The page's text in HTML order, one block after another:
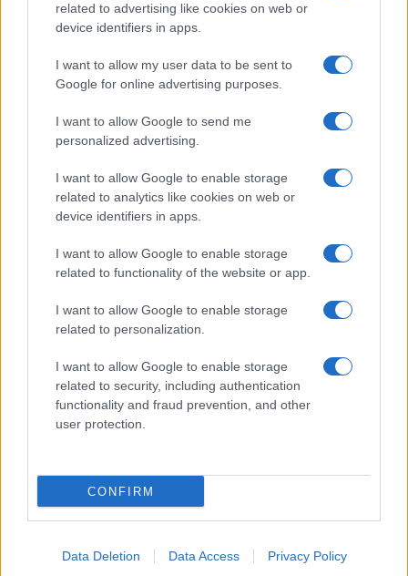
related to advertising like cookies on web or
device identifiers in apps.
I want to allow my user data to be sent to
Google for online advertising purposes.
I want to allow Google to send me
personalized advertising.
I want to allow Google to enable storage
related to analytics like cookies on web or
device identifiers in apps.
I want to allow Google to enable storage
related to functionality of the website or app.
I want to allow Google to enable storage
related to personalization.
I want to allow Google to enable storage
related to security, including authentication
functionality and fraud prevention, and other
user protection.
CONFIRM
Data Deletion Data Access Privacy Policy